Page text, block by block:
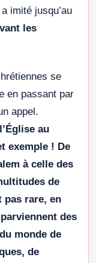
imité jusqu’au
les
se
en passant par
appel.
au
exemple ! De
à celle des
de
pas rare, en
des
monde de
de